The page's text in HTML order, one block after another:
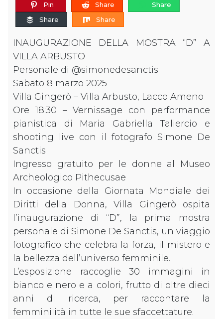
Pin
Share
Share
Share
Share
INAUGURAZIONE DELLA MOSTRA “D” A
VILLA ARBUSTO
Personale di @simonedesanctis
Sabato 8 marzo 2025
Villa Gingerò – Villa Arbusto, Lacco Ameno
Ore 18:30 – Vernissage con performance
pianistica di Maria Gabriella Taliercio e
shooting live con il fotografo Simone De
Sanctis
Ingresso gratuito per le donne al Museo
Archeologico Pithecusae
In occasione della Giornata Mondiale dei
Diritti della Donna, Villa Gingerò ospita
l’inaugurazione di “D”, la prima mostra
personale di Simone De Sanctis, un viaggio
fotografico che celebra la forza, il mistero e
la bellezza dell’universo femminile.
L’esposizione raccoglie 30 immagini in
bianco e nero e a colori, frutto di oltre dieci
anni di ricerca, per raccontare la
femminilità in tutte le sue sfaccettature.